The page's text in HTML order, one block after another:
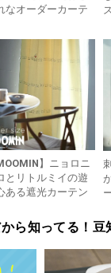
なオーダーカーテ
】ニョロニ
とリトルミイの遊
ある遮光カーテン
ら知ってる！豆